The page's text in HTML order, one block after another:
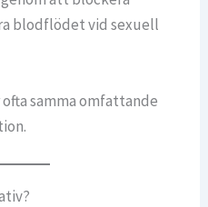
blodflödet vid sexuell
samma omfattande